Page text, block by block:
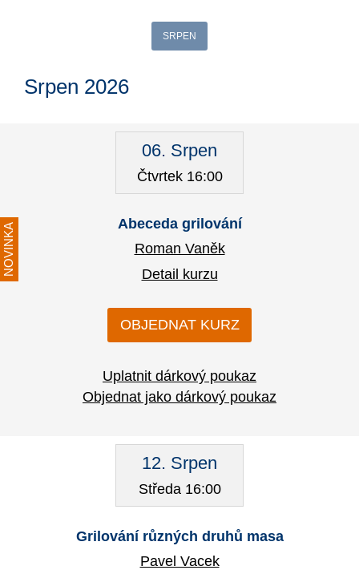
SRPEN
Srpen 2026
06. Srpen
Čtvrtek 16:00
NOVINKA
Abeceda grilování
Roman Vaněk
Detail kurzu
OBJEDNAT KURZ
Uplatnit dárkový poukaz
Objednat jako dárkový poukaz
12. Srpen
Středa 16:00
Grilování různých druhů masa
Pavel Vacek